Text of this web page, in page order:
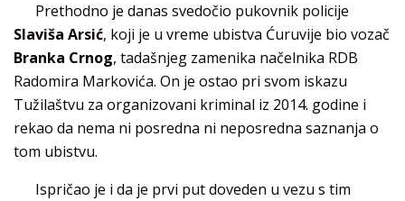
Prethodno je danas svedočio pukovnik policije
Slaviša Arsić, koji je u vreme ubistva Ćuruvije bio vozač
Branka Crnog, tadašnjeg zamenika načelnika RDB
Radomira Markovića. On je ostao pri svom iskazu
Tužilaštvu za organizovani kriminal iz 2014. godine i
rekao da nema ni posredna ni neposredna saznanja o
tom ubistvu.
Ispričao je i da je prvi put doveden u vezu s tim